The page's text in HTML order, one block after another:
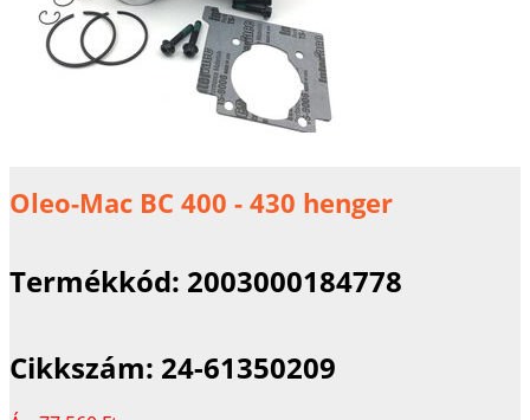
Oleo-Mac BC 400 - 430 henger
Termékkód: 2003000184778
Cikkszám: 24-61350209